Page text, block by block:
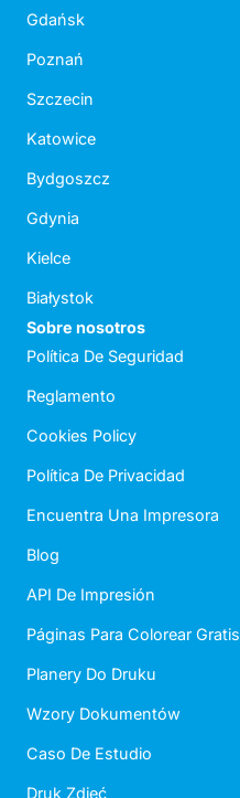
Gdańsk
Poznań
Szczecin
Katowice
Bydgoszcz
Gdynia
Kielce
Białystok
Sobre nosotros
Política De Seguridad
Reglamento
Cookies Policy
Política De Privacidad
Encuentra Una Impresora
Blog
API De Impresión
Páginas Para Colorear Gratis
Planery Do Druku
Wzory Dokumentów
Caso De Estudio
Druk Zdjęć